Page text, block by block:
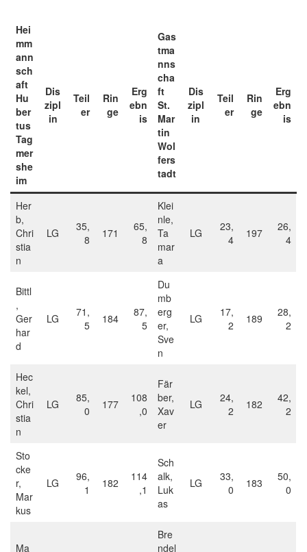
Hei
mm
ann
sch
aft
Hu
ber
tus
Tag
mer
she
im
Dis
zipl
in
Teil
er
Rin
ge
Erg
ebn
is
Gas
tma
nns
cha
ft
St.
Mar
tin
Wol
fers
tadt
Dis
zipl
in
Teil
er
Rin
ge
Erg
ebn
is
Her
b,
Chri
stia
n
LG
35,
8
171
65,
8
Klei
nle,
Ta
mar
a
LG
23,
4
197
26,
4
Bittl
,
Ger
har
d
LG
71,
5
184
87,
5
Du
mb
erg
er,
Sve
n
LG
17,
2
189
28,
2
Hec
kel,
Chri
stia
n
LG
85,
0
177
108
,0
Fär
ber,
Xav
er
LG
24,
2
182
42,
2
Sto
cke
r,
Mar
kus
LG
96,
1
182
114
,1
Sch
alk,
Luk
as
LG
33,
0
183
50,
0
Ma
Bre
ndel